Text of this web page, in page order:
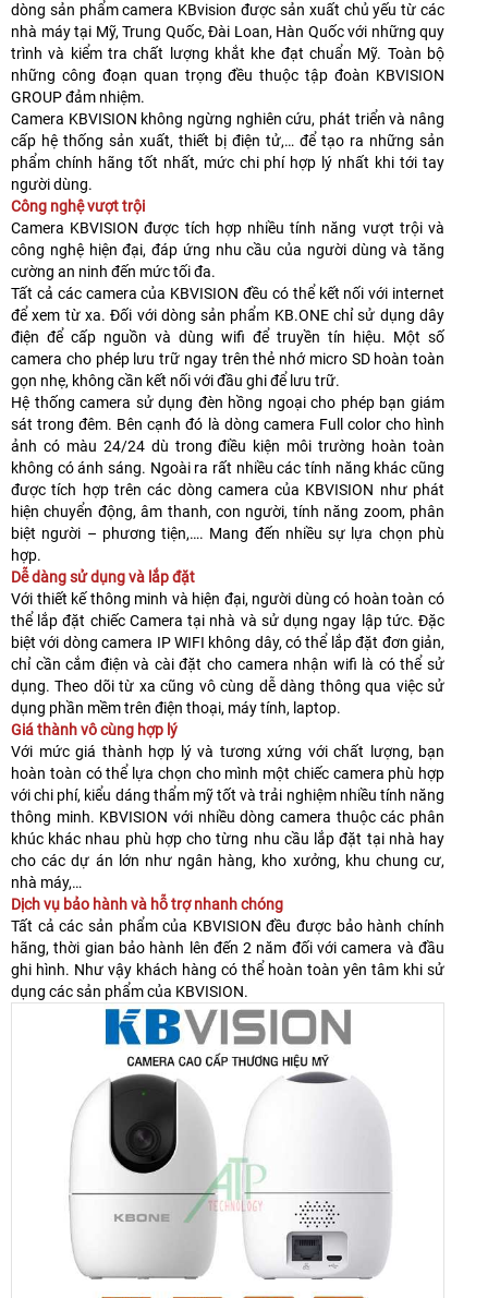
dòng sản phẩm camera KBvision được sản xuất chủ yếu từ các
nhà máy tại Mỹ, Trung Quốc, Đài Loan, Hàn Quốc với những quy
trình và kiểm tra chất lượng khắt khe đạt chuẩn Mỹ. Toàn bộ
những công đoạn quan trọng đều thuộc tập đoàn KBVISION
GROUP đảm nhiệm.
Camera KBVISION không ngừng nghiên cứu, phát triển và nâng
cấp hệ thống sản xuất, thiết bị điện tử,… để tạo ra những sản
phẩm chính hãng tốt nhất, mức chi phí hợp lý nhất khi tới tay
người dùng.
Công nghệ vượt trội
Camera KBVISION được tích hợp nhiều tính năng vượt trội và
công nghệ hiện đại, đáp ứng nhu cầu của người dùng và tăng
cường an ninh đến mức tối đa.
Tất cả các camera của KBVISION đều có thể kết nối với internet
để xem từ xa. Đối với dòng sản phẩm KB.ONE chỉ sử dụng dây
điện để cấp nguồn và dùng wifi để truyền tín hiệu. Một số
camera cho phép lưu trữ ngay trên thẻ nhớ micro SD hoàn toàn
gọn nhẹ, không cần kết nối với đầu ghi để lưu trữ.
Hệ thống camera sử dụng đèn hồng ngoại cho phép bạn giám
sát trong đêm. Bên cạnh đó là dòng camera Full color cho hình
ảnh có màu 24/24 dù trong điều kiện môi trường hoàn toàn
không có ánh sáng. Ngoài ra rất nhiều các tính năng khác cũng
được tích hợp trên các dòng camera của KBVISION như phát
hiện chuyển động, âm thanh, con người, tính năng zoom, phân
biệt người – phương tiện,…. Mang đến nhiều sự lựa chọn phù
hợp.
Dễ dàng sử dụng và lắp đặt
Với thiết kế thông minh và hiện đại, người dùng có hoàn toàn có
thể lắp đặt chiếc Camera tại nhà và sử dụng ngay lập tức. Đặc
biệt với dòng camera IP WIFI không dây, có thể lắp đặt đơn giản,
chỉ cần cắm điện và cài đặt cho camera nhận wifi là có thể sử
dụng. Theo dõi từ xa cũng vô cùng dễ dàng thông qua việc sử
dụng phần mềm trên điện thoại, máy tính, laptop.
Giá thành vô cùng hợp lý
Với mức giá thành hợp lý và tương xứng với chất lượng, bạn
hoàn toàn có thể lựa chọn cho mình một chiếc camera phù hợp
với chi phí, kiểu dáng thẩm mỹ tốt và trải nghiệm nhiều tính năng
thông minh. KBVISION với nhiều dòng camera thuộc các phân
khúc khác nhau phù hợp cho từng nhu cầu lắp đặt tại nhà hay
cho các dự án lớn như ngân hàng, kho xưởng, khu chung cư,
nhà máy,…
Dịch vụ bảo hành và hỗ trợ nhanh chóng
Tất cả các sản phẩm của KBVISION đều được bảo hành chính
hãng, thời gian bảo hành lên đến 2 năm đối với camera và đầu
ghi hình. Như vậy khách hàng có thể hoàn toàn yên tâm khi sử
dụng các sản phẩm của KBVISION.